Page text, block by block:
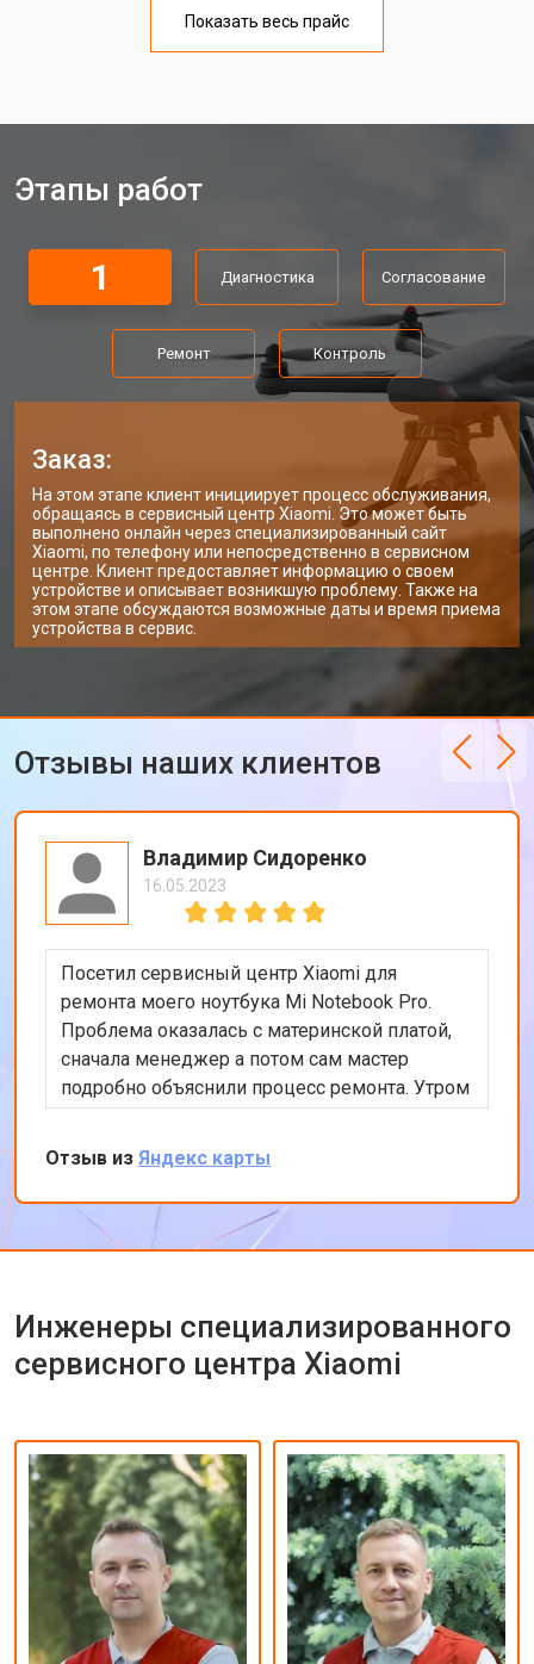
Прошивка квадрокоптера Xiaomi от 1800 ₽
Замена материнской платы от 2800 ₽
Показать весь прайс
Этапы работ
1 Диагностика Согласование
Ремонт Контроль
Заказ:
На этом этапе клиент инициирует процесс обслуживания,
обращаясь в сервисный центр Xiaomi. Это может быть
выполнено онлайн через специализированный сайт
Xiaomi, по телефону или непосредственно в сервисном
центре. Клиент предоставляет информацию о своем
устройстве и описывает возникшую проблему. Также на
этом этапе обсуждаются возможные даты и время приема
устройства в сервис.
Отзывы наших клиентов
Владимир Сидоренко
16.05.2023
Посетил сервисный центр Xiaomi для
ремонта моего ноутбука Mi Notebook Pro.
Проблема оказалась с материнской платой,
сначала менеджер а потом сам мастер
подробно объяснили процесс ремонта. Утром
оставил заявку, в обед курьер приехал и к
вечеру ноутбук был готов-очень быстро.
Впечатлен оперативностью и качеством
ремонта.
Отзыв из Яндекс карты
Инженеры специализированного
сервисного центра Xiaomi